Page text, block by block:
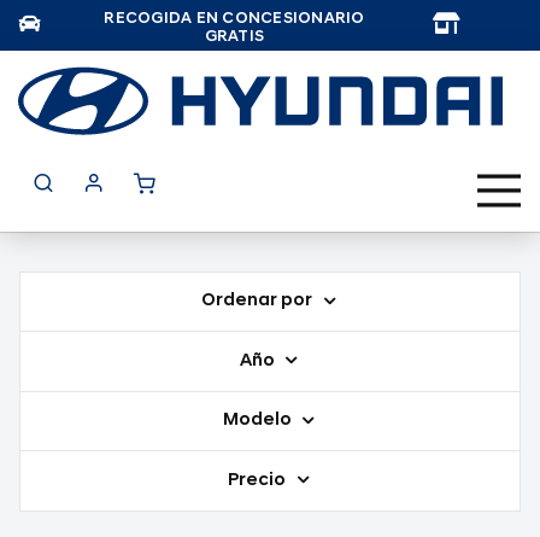
RECOGIDA EN CONCESIONARIO
GRATIS
Ordenar por
Año
Modelo
Precio